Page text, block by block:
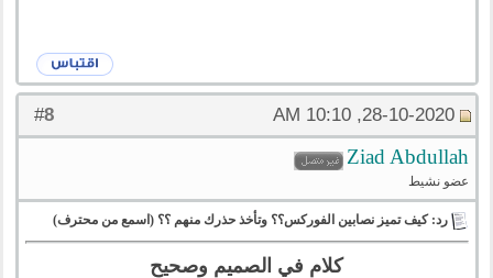
#
8 28-10-2020, 10:10 AM
Ziad Abdullah
عضو نشيط
رد: كيف تميز نصابين الفوركس؟؟ وتأخذ حذرك منهم ؟؟ (اسمع من محترف)
كلام في الصميم وصحيح